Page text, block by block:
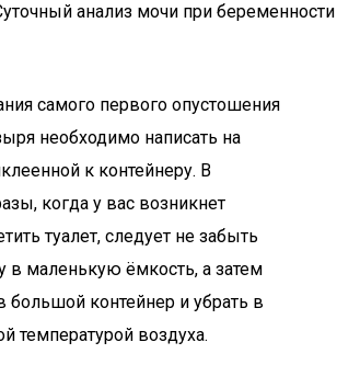
анализ мочи при беременности
самого первого опустошения
необходимо написать на
к контейнеру. В
когда у вас возникнет
туалет, следует не забыть
в маленькую ёмкость, а затем
большой контейнер и убрать в
температурой воздуха.